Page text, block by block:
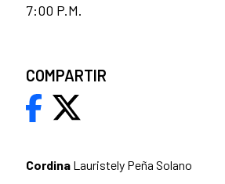
Cordina Lauristely Peña Solano
7:00 P.M.
COMPARTIR